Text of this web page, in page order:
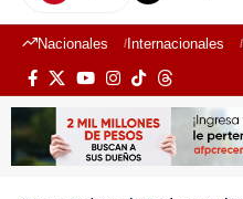
Nacionales Internacionales